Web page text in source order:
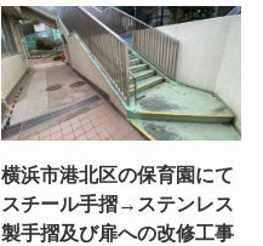
横浜市港北区の保育園にて
スチール手摺→ステンレス
製手摺及び扉への改修工事